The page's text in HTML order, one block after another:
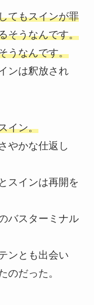
てもスインが罪
そうなんです。
うなんです。
ンは釈放され
イン。
やかな仕返し
スインは再開を
バスターミナル
ンとも出会い
のだった。